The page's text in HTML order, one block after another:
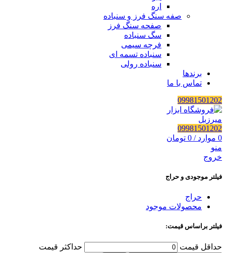
اره
صفه سنگ فرز و سنباده
صفحه سنگ فرز
سگ سنباده
فرچه سیمی
سنباده تسمه ای
سنباده رولی
برندها
تماس با ما
09981501202
09981501202
0 موارد /
0 تومان
منو
خروج
فیلتر موجودی و حراج
حراج
محصولات موجود
فیلتر براساس قیمت:
حداقل قیمت حداكثر قيمت